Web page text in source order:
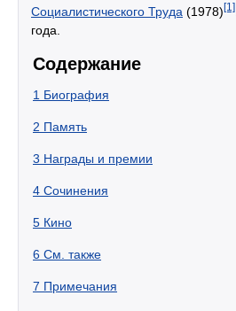
Социалистического Труда (1978)[1]
года.
Содержание
1 Биография
2 Память
3 Награды и премии
4 Сочинения
5 Кино
6 См. также
7 Примечания